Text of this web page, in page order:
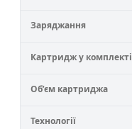
Заряджання
Картридж у комплекті
Об’єм картриджа
Технології